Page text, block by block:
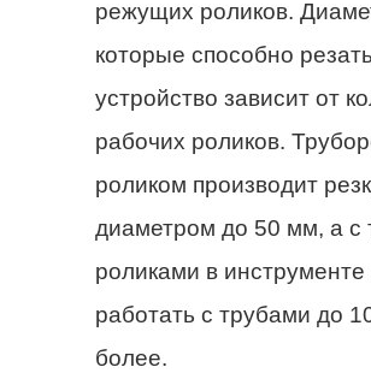
режущих роликов.
которые способно
устройство зависит от
рабочих роликов.
роликом производит
диаметром до 50 мм, а с
роликами в
работать с трубами до
более.